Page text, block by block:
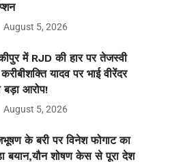
August 5, 2026
में RJD की हार पर तेजस्वी
यादव पर भाई वीरेंदर
बड़ा आरोप!
August 5, 2026
के बरी पर विनेश फोगाट का
बयान,यौन शोषण केस से पूरा देश